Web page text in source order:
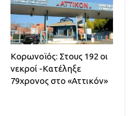
Κορωνοϊός: Στους 192 οι
νεκροί -Κατέληξε
79χρονος στο «Αττικόν»